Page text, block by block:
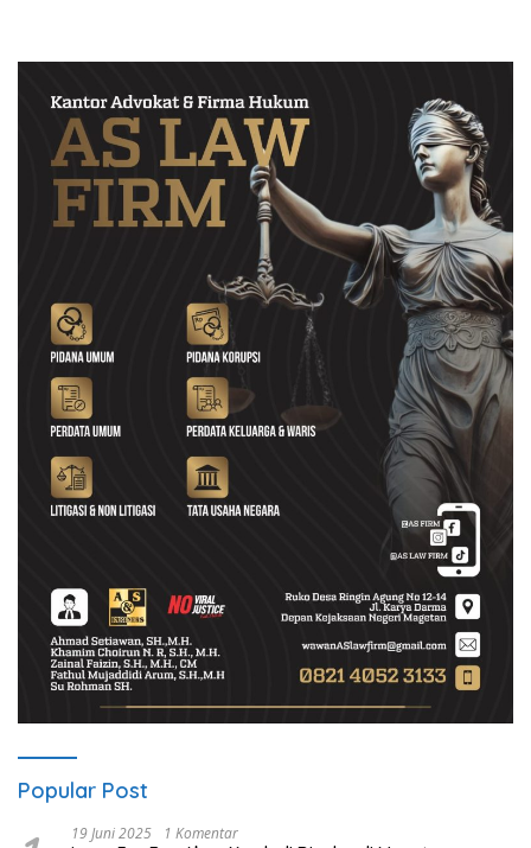
Popular Post
19 Juni 2025 1 Komentar